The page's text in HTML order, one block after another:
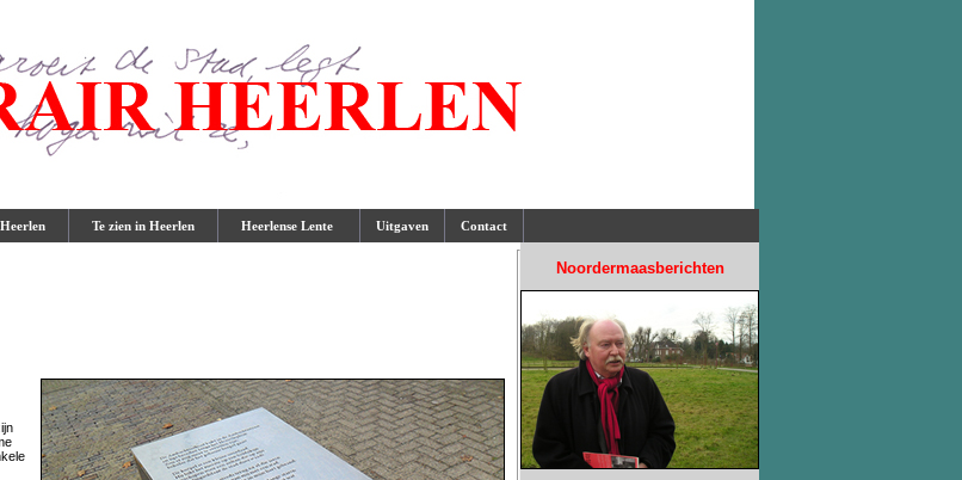
Te zien in Heerlen Heerlense Lente Uitgaven Contact
Noordermaasberichten